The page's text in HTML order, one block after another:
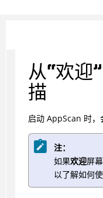
从“欢迎
描
启动 AppScan 时，
注：
如果欢迎屏
以了解如何使